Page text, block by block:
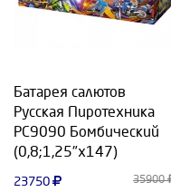
Батарея салютов
Русская Пиротехника
РС9090 Бомбический
(0,8;1,25"х147)
23750 35900
Выберите количество:
Продолжить
Отмена